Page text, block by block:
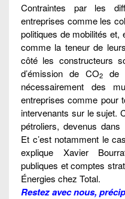
Contraintes par les
entreprises comme les
politiques de mobilités et,
comme la teneur de
côté les constructeurs
d’émission de CO2
de
nécessairement des
entreprises comme pour
intervenants sur le sujet.
pétroliers, devenus
Et c’est notamment le
explique Xavier
publiques et comptes
Énergies chez Total.
Restez avec nous,